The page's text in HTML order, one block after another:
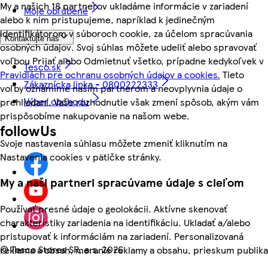
My a našich 18 partnerov ukladáme informácie v zariadení
alebo k nim pristupujeme, napríklad k jedinečným
identifikátorom v súboroch cookie, za účelom spracúvania
osobných údajov. Svoj súhlas môžete udeliť alebo spravovať
voľbou Prijať alebo Odmietnuť všetko, prípadne kedykoľvek v
Pravidlách pre ochranu osobných údajov a cookies. Tieto
voľby oznámime našim partnerom a neovplyvnia údaje o
prehliadaní. Vaše rozhodnutie však zmení spôsob, akým vám
prispôsobíme nakupovanie na našom webe.
Svoje nastavenia súhlasu môžete zmeniť kliknutím na
Nastavenia cookies v pätičke stránky.
My a naši partneri spracúvame údaje s cieľom
Používať presné údaje o geolokácii. Aktívne skenovať
charakteristiky zariadenia na identifikáciu. Ukladať a/alebo
pristupovať k informáciám na zariadení. Personalizovaná
reklama a obsah, meranie reklamy a obsahu, prieskum publika
Moje obľúbené
Kontaktujte nás
Tesco.sk
Zákaznícka linka - 0800222333
Výber obchodu
followUs
©Tesco Stores SR, a.s. 2026